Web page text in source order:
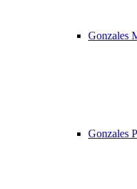
Gonzales
Gonzales